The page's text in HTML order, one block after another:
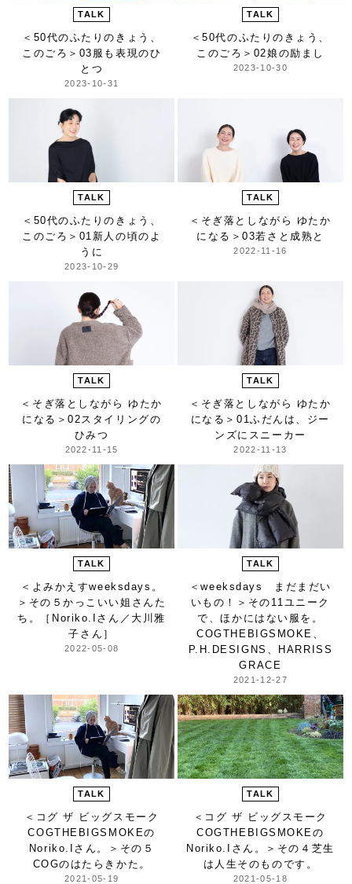
TALK
＜50代のふたりのきょう、
このごろ＞ 03服も表現のひ
とつ
2023-10-31
TALK
＜50代のふたりのきょう、
このごろ＞ 02娘の励まし
2023-10-30
TALK
＜50代のふたりのきょう、
このごろ＞ 01新人の頃のよ
うに
2023-10-29
TALK
＜そぎ落としながら ゆたか
になる＞03若さと成熟と
2022-11-16
TALK
＜そぎ落としながら ゆたか
になる＞02スタイリングの
ひみつ
2022-11-15
TALK
＜そぎ落としながら ゆたか
になる＞ 01ふだんは、ジー
ンズにスニーカー
2022-11-13
TALK
＜よみかえすweeksdays。
＞ その５かっこいい姐さんた
ち。［Noriko.Iさん／大川雅
子さん］
2022-05-08
TALK
＜weeksdays まだまだい
いもの！＞ その11ユニーク
で、ほかにはない服を。
COGTHEBIGSMOKE、
P.H.DESIGNS、HARRISS
GRACE
2021-12-27
TALK
＜コグ ザ ビッグスモーク
COGTHEBIGSMOKEの
Noriko.Iさん。＞ その５
COGのはたらきかた。
2021-05-19
TALK
＜コグ ザ ビッグスモーク
COGTHEBIGSMOKEの
Noriko.Iさん。＞ その４芝生
は人生そのものです。
2021-05-18